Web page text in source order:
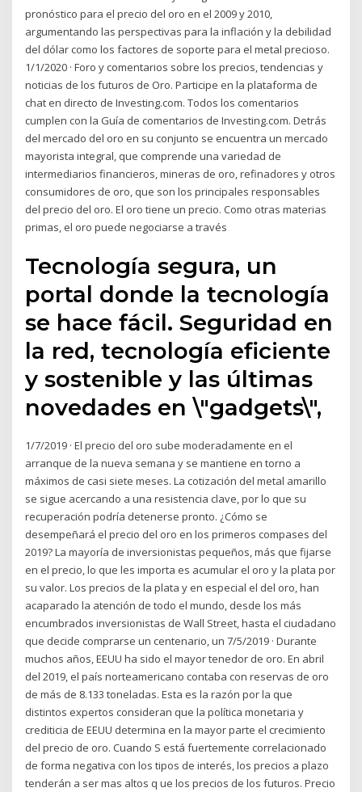
pronóstico para el precio del oro en el 2009 y 2010,
argumentando las perspectivas para la inflación y la debilidad
del dólar como los factores de soporte para el metal precioso.
1/1/2020 · Foro y comentarios sobre los precios, tendencias y
noticias de los futuros de Oro. Participe en la plataforma de
chat en directo de Investing.com. Todos los comentarios
cumplen con la Guía de comentarios de Investing.com. Detrás
del mercado del oro en su conjunto se encuentra un mercado
mayorista integral, que comprende una variedad de
intermediarios financieros, mineras de oro, refinadores y otros
consumidores de oro, que son los principales responsables
del precio del oro. El oro tiene un precio. Como otras materias
primas, el oro puede negociarse a través
Tecnología segura, un
portal donde la tecnología
se hace fácil. Seguridad en
la red, tecnología eficiente
y sostenible y las últimas
novedades en \"gadgets\",
1/7/2019 · El precio del oro sube moderadamente en el
arranque de la nueva semana y se mantiene en torno a
máximos de casi siete meses. La cotización del metal amarillo
se sigue acercando a una resistencia clave, por lo que su
recuperación podría detenerse pronto. ¿Cómo se
desempeñará el precio del oro en los primeros compases del
2019? La mayoría de inversionistas pequeños, más que fijarse
en el precio, lo que les importa es acumular el oro y la plata por
su valor. Los precios de la plata y en especial el del oro, han
acaparado la atención de todo el mundo, desde los más
encumbrados inversionistas de Wall Street, hasta el ciudadano
que decide comprarse un centenario, un 7/5/2019 · Durante
muchos años, EEUU ha sido el mayor tenedor de oro. En abril
del 2019, el país norteamericano contaba con reservas de oro
de más de 8.133 toneladas. Esta es la razón por la que
distintos expertos consideran que la política monetaria y
crediticia de EEUU determina en la mayor parte el crecimiento
del precio de oro. Cuando S está fuertemente correlacionado
de forma negativa con los tipos de interés, los precios a plazo
tenderán a ser mas altos q ue los precios de los futuros. Precio